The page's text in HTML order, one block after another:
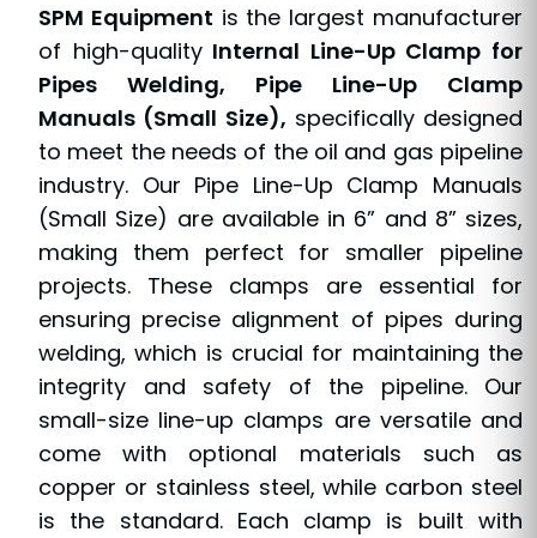
SPM Equipment is the largest manufacturer
of high-qualityInternal Line-Up Clamp for
Pipes Welding, Pipe Line-Up Clamp
Manuals (Small Size), specifically designed
to meet the needs of the oil and gas pipeline
industry. Our Pipe Line-Up Clamp Manuals
(Small Size) are available in 6” and 8” sizes,
making them perfect for smaller pipeline
projects. These clamps are essential for
ensuring precise alignment of pipes during
welding, which is crucial for maintaining the
integrity and safety of the pipeline. Our
small-size line-up clamps are versatile and
come with optional materials such as
copper or stainless steel, while carbon steel
is the standard. Each clamp is built with